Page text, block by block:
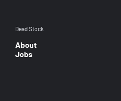
Dead Stock
About
Jobs